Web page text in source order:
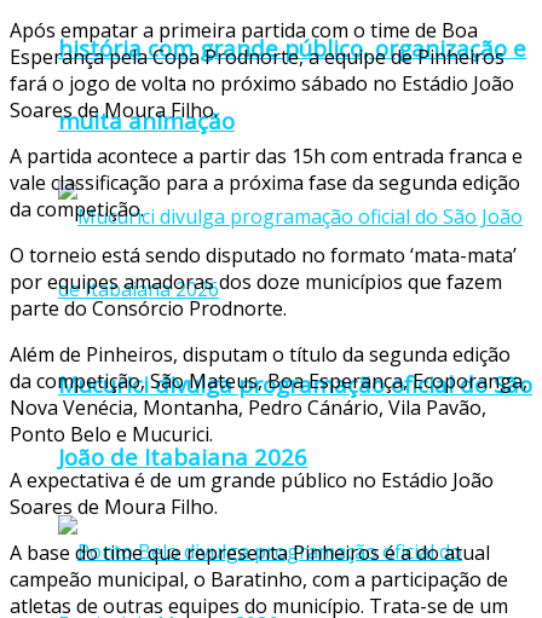
história com grande público, organização e
muita animação
Mucurici divulga programação oficial do São
João de Itabaiana 2026
Após empatar a primeira partida com o time de Boa
Esperança pela Copa Prodnorte, a equipe de Pinheiros
fará o jogo de volta no próximo sábado no Estádio João
Soares de Moura Filho.
A partida acontece a partir das 15h com entrada franca e
vale classificação para a próxima fase da segunda edição
da competição.
O torneio está sendo disputado no formato ‘mata-mata’
por equipes amadoras dos doze municípios que fazem
parte do Consórcio Prodnorte.
Além de Pinheiros, disputam o título da segunda edição
da competição, São Mateus, Boa Esperança, Ecoporanga,
Nova Venécia, Montanha, Pedro Cánário, Vila Pavão,
Ponto Belo e Mucurici.
A expectativa é de um grande público no Estádio João
Soares de Moura Filho.
A base do time que representa Pinheiros é a do atual
campeão municipal, o Baratinho, com a participação de
atletas de outras equipes do município. Trata-se de um